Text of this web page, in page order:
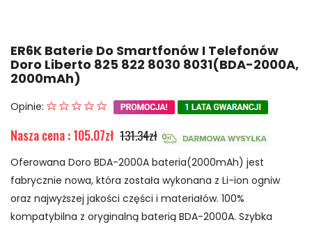
ER6K Baterie Do Smartfonów I Telefonów
Doro Liberto 825 822 8030 8031(BDA-2000A,
2000mAh)
Opinie:
Nasza cena : 105.07zł 131.34zł
Oferowana Doro BDA-2000A bateria(2000mAh) jest
fabrycznie nowa, która została wykonana z Li-ion ogniw
oraz najwyższej jakości części i materiałów. 100%
kompatybilna z oryginalną baterią BDA-2000A. Szybka